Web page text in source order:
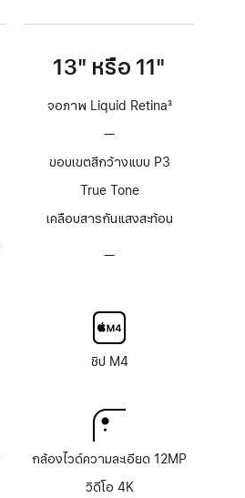
13" หรือ 11"
จอภาพ Liquid Retina3
—
ProMotion
ขอบเขตสีกว้างแบบ P3
True Tone
เคลือบสารกันแสงสะท้อน
—
จอภาพ
Nano-
texture
ชิป M4
กล้องไวด์ความละเอียด 12MP
วิดีโอ 4K